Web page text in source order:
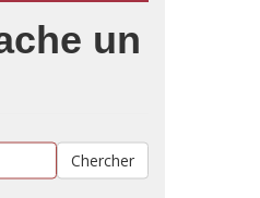
un
Chercher